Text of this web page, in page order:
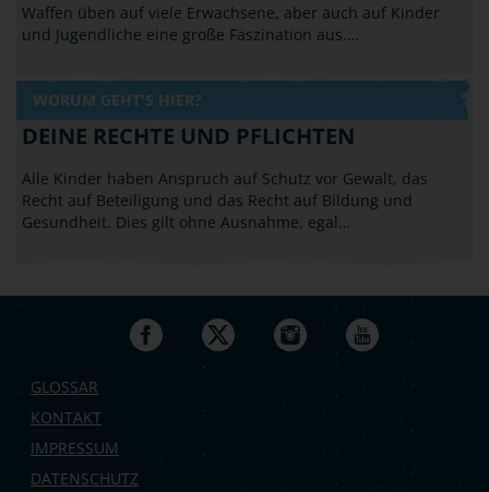
Waffen üben auf viele Erwachsene, aber auch auf Kinder
und Jugendliche eine große Faszination aus.…
WORUM GEHT'S HIER?
DEINE RECHTE UND PFLICHTEN
Alle Kinder haben Anspruch auf Schutz vor Gewalt, das
Recht auf Beteiligung und das Recht auf Bildung und
Gesundheit. Dies gilt ohne Ausnahme, egal…
GLOSSAR
KONTAKT
IMPRESSUM
DATENSCHUTZ